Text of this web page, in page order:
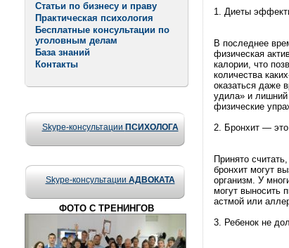
Статьи по бизнесу и праву
Практическая психология
Бесплатные консультации по
уголовным делам
База знаний
Контакты
Skype-консультации ПСИХОЛОГА
Skype-консультации АДВОКАТА
ФОТО С ТРЕНИНГОВ
1. Диеты
В последнее
физическая
калории, что
количества
оказаться даже
удила» и лишний
физические
2. Бронхит — это
Принято
бронхит могут
организм. У
могут выносить
астмой или
3. Ребенок не